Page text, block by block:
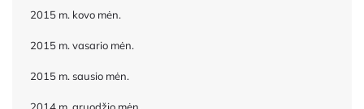
2015 m. kovo mėn.
2015 m. vasario mėn.
2015 m. sausio mėn.
2014 m. gruodžio mėn.